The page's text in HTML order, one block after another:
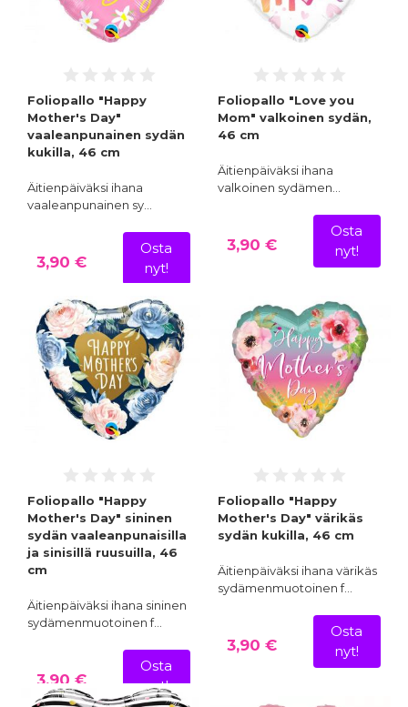
Foliopallo "Happy
Mother's Day"
vaaleanpunainen sydän
kukilla, 46 cm
Äitienpäiväksi ihana
vaaleanpunainen sy…
3,90 €
Osta
nyt!
Foliopallo "Love you
Mom" valkoinen sydän,
46 cm
Äitienpäiväksi ihana
valkoinen sydämen…
3,90 €
Osta
nyt!
Foliopallo "Happy
Mother's Day" sininen
sydän vaaleanpunaisilla
ja sinisillä ruusuilla, 46
cm
Äitienpäiväksi ihana sininen
sydämenmuotoinen f…
3,90 €
Osta
nyt!
Foliopallo "Happy
Mother's Day" värikäs
sydän kukilla, 46 cm
Äitienpäiväksi ihana värikäs
sydämenmuotoinen f…
3,90 €
Osta
nyt!